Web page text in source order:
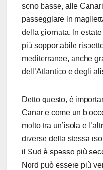
sono basse, alle
passeggiare in
della giornata. In
più sopportabile
mediterranee, anche
dell’Atlantico e degli
Detto questo, è
Canarie come un
molto tra un’isola e
diverse della stessa
il Sud è spesso più
Nord può essere più